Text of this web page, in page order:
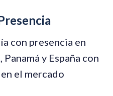
con presencia en
y España con
el mercado